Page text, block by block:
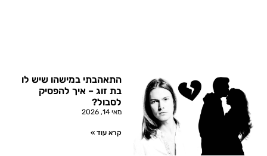
התאהבתי במישהו שיש לו
בת זוג – איך להפסיק
לסבול?
מאי 14, 2026
קרא עוד »